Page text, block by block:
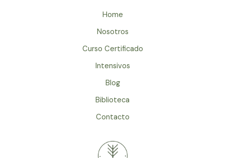
Home
Nosotros
Curso Certificado
Intensivos
Blog
Biblioteca
Contacto